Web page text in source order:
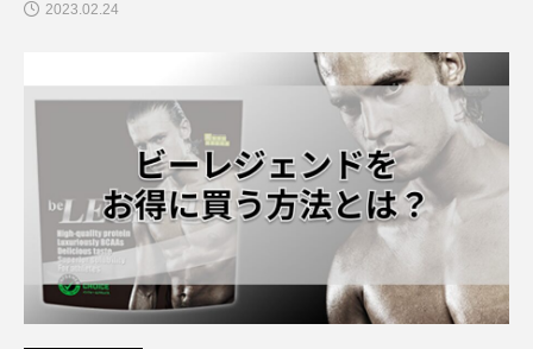
2023.02.24